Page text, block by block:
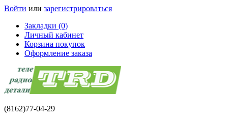
Войти или зарегистрироваться
Закладки (0)
Личный кабинет
Корзина покупок
Оформление заказа
(8162)77-04-29